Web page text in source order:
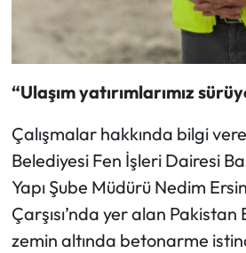
“Ulaşım yatırımlarımız
Çalışmalar hakkında bilgi
Belediyesi Fen İşleri Dairesi
Yapı Şube Müdürü Nedim
Çarşısı’nda yer alan
zemin altında betonarme